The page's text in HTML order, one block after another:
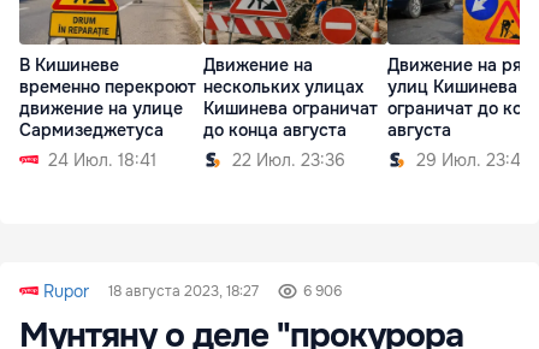
В Кишиневе
временно перекроют
движение на улице
Сармизеджетуса
24 Июл. 18:41
Движение на
нескольких улицах
Кишинева ограничат
до конца августа
22 Июл. 23:36
Движение на
улиц Кишинева
ограничат до
августа
29 Июл. 23:44
Rupor 18 августа 2023, 18:27 6 906
Мунтяну о деле "прокурора